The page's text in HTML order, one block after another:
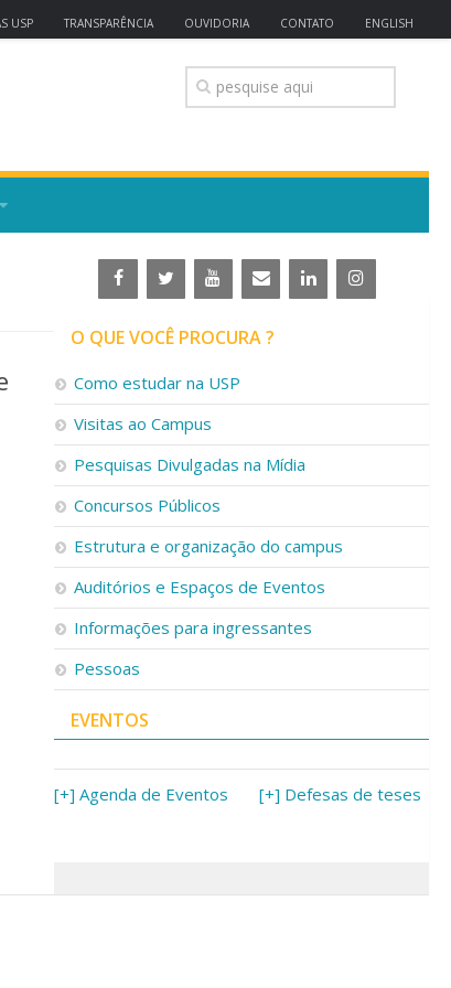
USP TRANSPARÊNCIA OUVIDORIA CONTATO ENGLISH
O QUE VOCÊ PROCURA ?
Como estudar na USP
Visitas ao Campus
Pesquisas Divulgadas na Mídia
Concursos Públicos
Estrutura e organização do campus
Auditórios e Espaços de Eventos
Informações para ingressantes
Pessoas
EVENTOS
[+] Agenda de Eventos [+] Defesas de teses